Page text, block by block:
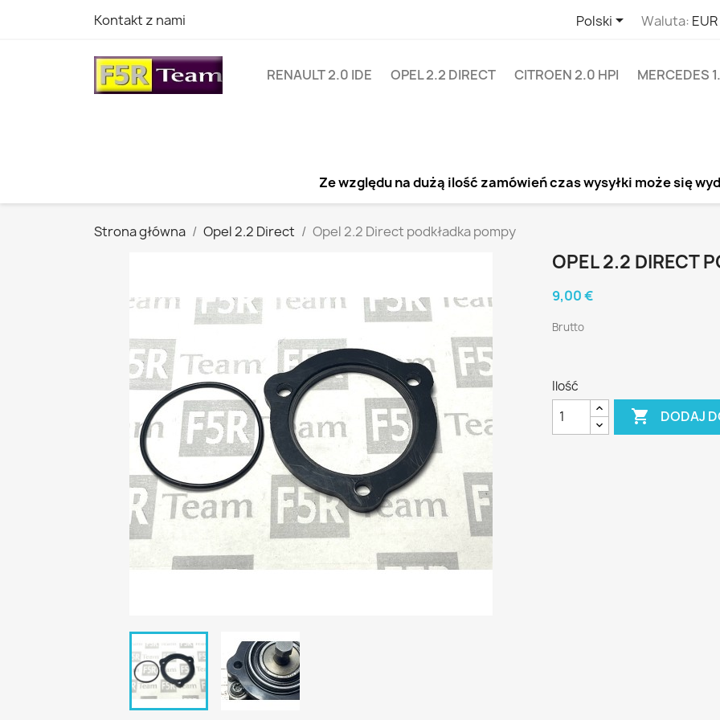
Kontakt z nami Polski Waluta:
RENAULT 2.0 IDE OPEL 2.2 DIRECT CITROEN 2.0 HPI MERCEDES
Ze względu na dużą ilość zamówień czas wysyłki może się
Strona główna Opel 2.2 Direct Opel 2.2 Direct podkładka pompy
OPEL 2.2 DIRECT
9,00 €
Brutto
Ilość
 DODAJ